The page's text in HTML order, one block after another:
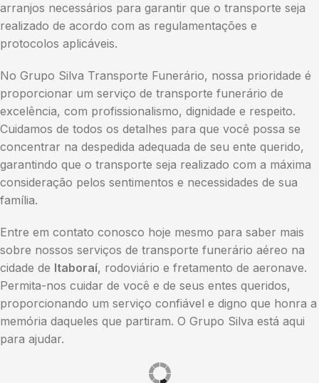
arranjos necessários para garantir que o transporte seja
realizado de acordo com as regulamentações e
protocolos aplicáveis.
No Grupo Silva Transporte Funerário, nossa prioridade é
proporcionar um serviço de transporte funerário de
excelência, com profissionalismo, dignidade e respeito.
Cuidamos de todos os detalhes para que você possa se
concentrar na despedida adequada de seu ente querido,
garantindo que o transporte seja realizado com a máxima
consideração pelos sentimentos e necessidades de sua
família.
Entre em contato conosco hoje mesmo para saber mais
sobre nossos serviços de transporte funerário aéreo na
cidade de Itaboraí, rodoviário e fretamento de aeronave.
Permita-nos cuidar de você e de seus entes queridos,
proporcionando um serviço confiável e digno que honra a
memória daqueles que partiram. O Grupo Silva está aqui
para ajudar.